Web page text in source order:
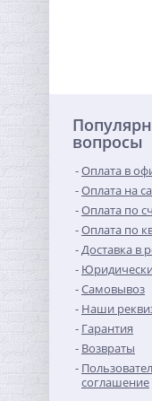
11
36
вопросы
Оплата в
Оплата на
Оплата по
Оплата по
Доставка в
Самовывоз
Наши
Гарантия
Возвраты
соглашение